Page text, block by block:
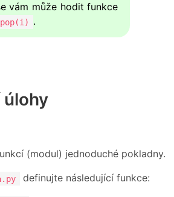
vám může hodit funkce
pop(i) .
úlohy
(modul) jednoduché pokladny.
definujte následující funkce: